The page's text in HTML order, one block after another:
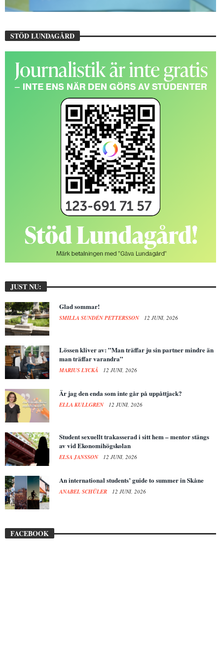
STÖD LUNDAGÅRD
JUST NU:
Glad sommar!
SMILLA SUNDÉN PETTERSSON 12 JUNI, 2026
Lössen kliver av: ”Man träffar ju sin partner mindre än
man träffar varandra”
MARIUS LYCKÅ 12 JUNI, 2026
Är jag den enda som inte går på uppåttjack?
ELLA KULLGREN 12 JUNI, 2026
Student sexuellt trakasserad i sitt hem – mentor stängs
av vid Ekonomihögskolan
ELSA JANSSON 12 JUNI, 2026
An international students’ guide to summer in Skåne
ANABEL SCHÜLER 12 JUNI, 2026
FACEBOOK